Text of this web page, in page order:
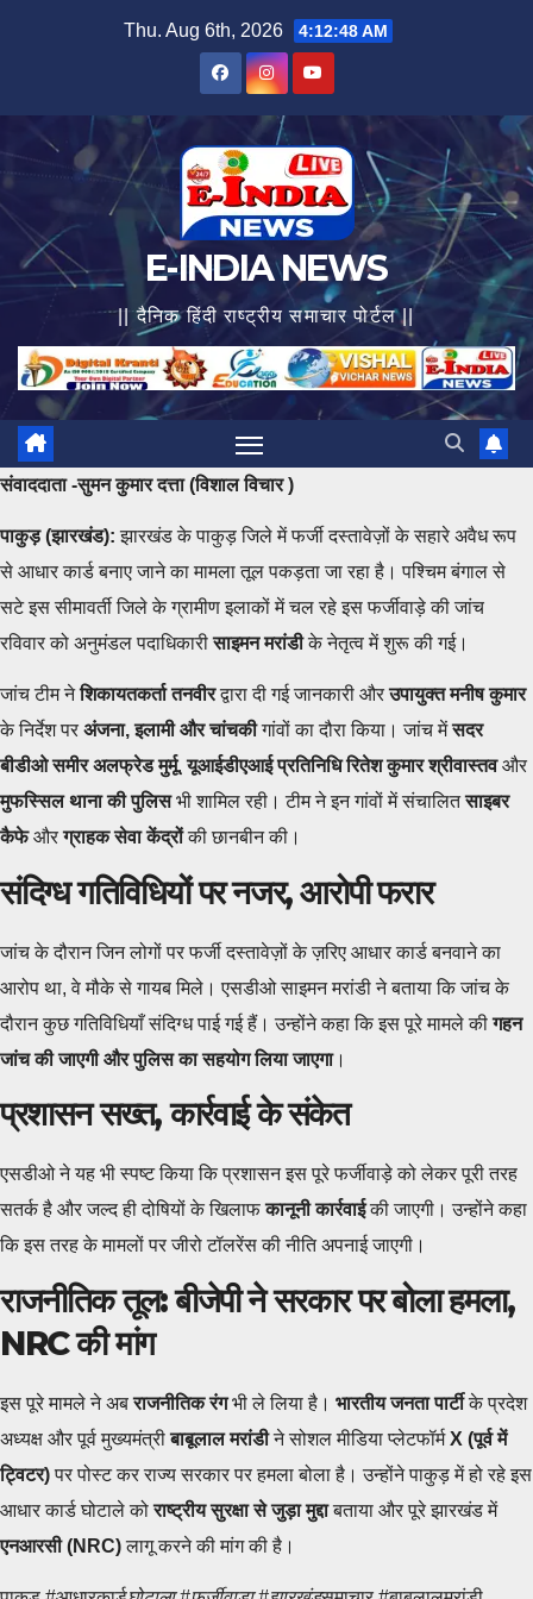
Thu. Aug 6th, 2026 4:12:49 AM
E-INDIA NEWS
|| दैनिक हिंदी राष्ट्रीय समाचार पोर्टल ||
संवाददाता -सुमन कुमार दत्ता (विशाल विचार )
पाकुड़ (झारखंड): झारखंड के पाकुड़ जिले में फर्जी दस्तावेज़ों के सहारे अवैध रूप
से आधार कार्ड बनाए जाने का मामला तूल पकड़ता जा रहा है। पश्चिम बंगाल से
सटे इस सीमावर्ती जिले के ग्रामीण इलाकों में चल रहे इस फर्जीवाड़े की जांच
रविवार को अनुमंडल पदाधिकारीसाइमन मरांडीके नेतृत्व में शुरू की गई।
जांच टीम नेशिकायतकर्ता तनवीरद्वारा दी गई जानकारी औरउपायुक्त मनीष कुमार
के निर्देश पर अंजना, इलामी और चांचकीगांवों का दौरा किया। जांच मेंसदर
बीडीओ समीर अलफ्रेड मुर्मू,यूआईडीएआई प्रतिनिधि रितेश कुमार श्रीवास्तवऔर
मुफस्सिल थाना की पुलिसभी शामिल रही। टीम ने इन गांवों में संचालितसाइबर
कैफेऔरग्राहक सेवा केंद्रोंकी छानबीन की।
संदिग्ध गतिविधियों पर नजर, आरोपी फरार
जांच के दौरान जिन लोगों पर फर्जी दस्तावेज़ों के ज़रिए आधार कार्ड बनवाने का
आरोप था, वे मौके से गायब मिले। एसडीओ साइमन मरांडी ने बताया कि जांच के
दौरान कुछ गतिविधियाँ संदिग्ध पाई गई हैं। उन्होंने कहा कि इस पूरे मामले कीगहन
जांच की जाएगी और पुलिस का सहयोग लिया जाएगा।
प्रशासन सख्त, कार्रवाई के संकेत
एसडीओ ने यह भी स्पष्ट किया कि प्रशासन इस पूरे फर्जीवाड़े को लेकर पूरी तरह
सतर्क है और जल्द ही दोषियों के खिलाफकानूनी कार्रवाईकी जाएगी। उन्होंने कहा
कि इस तरह के मामलों पर जीरो टॉलरेंस की नीति अपनाई जाएगी।
राजनीतिक तूल: बीजेपी ने सरकार पर बोला हमला,
NRC की मांग
इस पूरे मामले ने अबराजनीतिक रंगभी ले लिया है। भारतीय जनता पार्टीके प्रदेश
अध्यक्ष और पूर्व मुख्यमंत्रीबाबूलाल मरांडीने सोशल मीडिया प्लेटफॉर्मX (पूर्व में
ट्विटर)पर पोस्ट कर राज्य सरकार पर हमला बोला है। उन्होंने पाकुड़ में हो रहे इस
आधार कार्ड घोटाले कोराष्ट्रीय सुरक्षा से जुड़ा मुद्दाबताया और पूरे झारखंड में
एनआरसी (NRC)लागू करने की मांग की है।